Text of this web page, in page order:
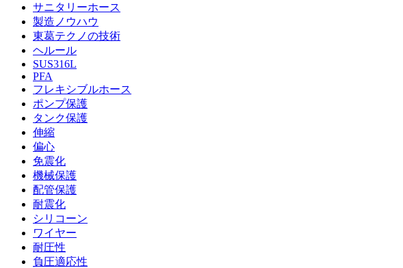
サニタリーホース
製造ノウハウ
東葛テクノの技術
ヘルール
SUS316L
PFA
フレキシブルホース
ポンプ保護
タンク保護
伸縮
偏心
免震化
機械保護
配管保護
耐震化
シリコーン
ワイヤー
耐圧性
負圧適応性